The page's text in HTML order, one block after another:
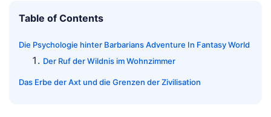
Table of Contents
Die Psychologie hinter Barbarians Adventure In Fantasy World
Der Ruf der Wildnis im Wohnzimmer
Das Erbe der Axt und die Grenzen der Zivilisation